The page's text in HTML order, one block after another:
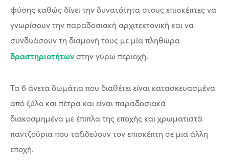
φύσης καθώς δίνει την δυνατότητα στους επισκέπτες να
γνωρίσουν την παραδοσιακή αρχιτεκτονική και να
συνδυάσουν τη διαμονή τους με μία πληθώρα
δραστηριοτήτωνστην γύρω περιοχή.
Τα 6 άνετα δωμάτια που διαθέτει είναι κατασκευασμένα
από ξύλο και πέτρα και είναι παραδοσιακά
διακοσμημένα με έπιπλα της εποχής και χρωματιστά
παντζούρια που ταξιδεύουν τον επισκέπτη σε μια άλλη
εποχή.